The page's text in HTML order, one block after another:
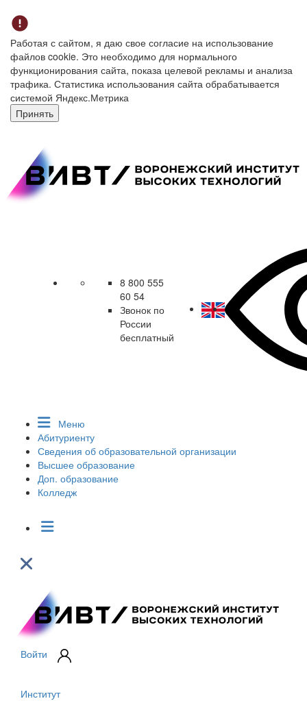
Работая с сайтом, я даю свое согласие на использование
файлов cookie. Это необходимо для нормального
функционирования сайта, показа целевой рекламы и анализа
трафика. Статистика использования сайта обрабатывается
системой Яндекс.Метрика
Принять
8 800 555
60 54
Звонок по
России
бесплатный
Меню
Абитуриенту
Сведения об образовательной организации
Высшее образование
Доп. образование
Колледж
Войти
Институт